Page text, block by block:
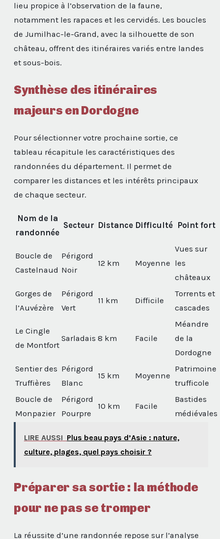
lieu propice à l’observation de la faune,
notamment les rapaces et les cervidés. Les boucles
de Jumilhac-le-Grand, avec la silhouette de son
château, offrent des itinéraires variés entre landes
et sous-bois.
Synthèse des itinéraires
majeurs en Dordogne
Pour sélectionner votre prochaine sortie, ce
tableau récapitule les caractéristiques des
randonnées du département. Il permet de
comparer les distances et les intérêts principaux
de chaque secteur.
Nom de la
randonnée
Secteur Distance Difficulté Point fort
Boucle de
Castelnaud
Périgord
Noir
12 km Moyenne
Vues sur
les
châteaux
Gorges de
l’Auvézère
Périgord
Vert
11 km Difficile
Torrents et
cascades
Le Cingle
de Montfort
Sarladais 8 km Facile
Méandre
de la
Dordogne
Sentier des
Truffières
Périgord
Blanc
15 km Moyenne
Patrimoine
trufficole
Boucle de
Monpazier
Périgord
Pourpre
10 km Facile
Bastides
médiévales
LIRE AUSSI Plus beau pays d’Asie : nature,
culture, plages, quel pays choisir ?
Préparer sa sortie : la méthode
pour ne pas se tromper
La réussite d’une randonnée repose sur l’analyse